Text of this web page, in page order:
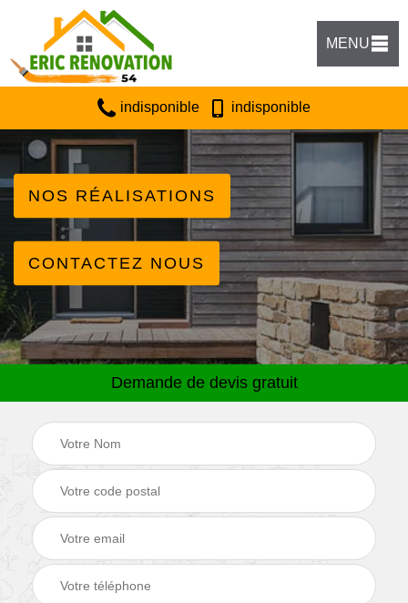
MENU
indisponible indisponible
NOS RÉALISATIONS
CONTACTEZ NOUS
Demande de devis gratuit